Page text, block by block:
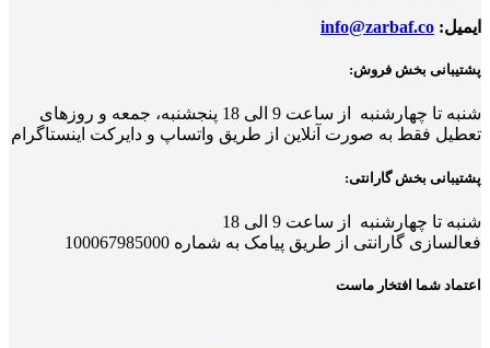
ایمیل: info@zarbaf.co
پشتیبانی بخش فروش:
شنبه تا چهارشنبه از ساعت 9 الی 18 پنجشنبه، جمعه و روزهای
تعطیل فقط به صورت آنلاین از طریق واتساپ و دایرکت اینستاگرام
پشتیبانی بخش گارانتی:
شنبه تا چهارشنبه از ساعت 9 الی 18
فعالسازی گارانتی از طریق پیامک به شماره 100067985000
اعتماد شما افتخار ماست